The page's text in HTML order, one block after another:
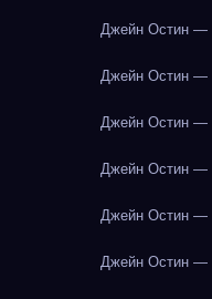
Джейн Остин —
Джейн Остин —
Джейн Остин —
Джейн Остин —
Джейн Остин —
Джейн Остин —